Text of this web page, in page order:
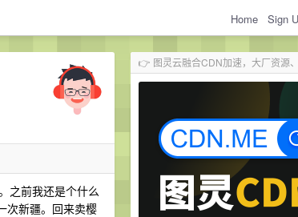
Home Sign
👉 图灵云融合CDN加速，大厂资源
之前我还是个什么
次新疆。回来卖樱